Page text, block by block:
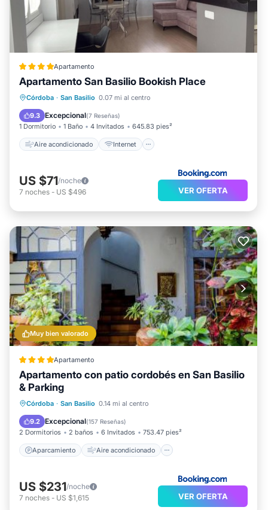
Apartamento
Apartamento San Basilio Bookish Place
Córdoba · San Basilio 0.07 mi al centro
9.3 Excepcional(7 Reseñas)
1 Dormitorio 1 Baño 4 Invitados 645.83 pies²
Aire acondicionado Internet
Aire acondicionado
Internet
Apto para niños
US $71/noche
7 noches - US $496 VER OFERTA
Muy bien valorado
Apartamento
Apartamento con patio cordobés en San Basilio
& Parking
Córdoba · San Basilio 0.14 mi al centro
9.2 Excepcional(157 Reseñas)
2 Dormitorios 2 baños 6 Invitados 753.47 pies²
Aparcamiento Aire acondicionado
Aparcamiento
Aire acondicionado
Internet
Seguridad/Protección
US $231/noche
7 noches - US $1,615 VER OFERTA